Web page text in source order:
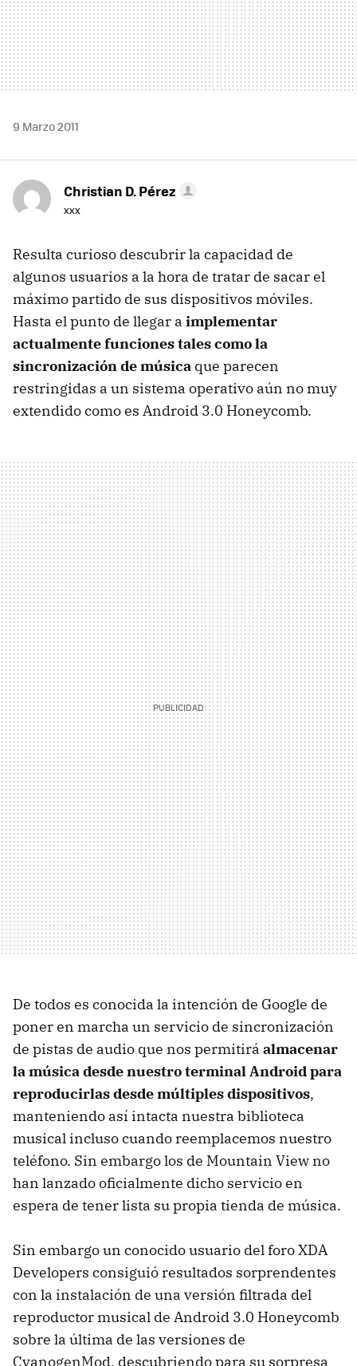
9 Marzo 2011
Christian D. Pérez
xxx
Resulta curioso descubrir la capacidad de
algunos usuarios a la hora de tratar de sacar el
máximo partido de sus dispositivos móviles.
Hasta el punto de llegar a implementar
actualmente funciones tales como la
sincronización de música que parecen
restringidas a un sistema operativo aún no muy
extendido como es Android 3.0 Honeycomb.
De todos es conocida la intención de Google de
poner en marcha un servicio de sincronización
de pistas de audio que nos permitirá almacenar
la música desde nuestro terminal Android para
reproducirlas desde múltiples dispositivos,
manteniendo así intacta nuestra biblioteca
musical incluso cuando reemplacemos nuestro
teléfono. Sin embargo los de Mountain View no
han lanzado oficialmente dicho servicio en
espera de tener lista su propia tienda de música.
Sin embargo un conocido usuario del foro XDA
Developers consiguió resultados sorprendentes
con la instalación de una versión filtrada del
reproductor musical de Android 3.0 Honeycomb
sobre la última de las versiones de
CyanogenMod, descubriendo para su sorpresa